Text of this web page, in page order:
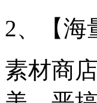
2、【海
素材商